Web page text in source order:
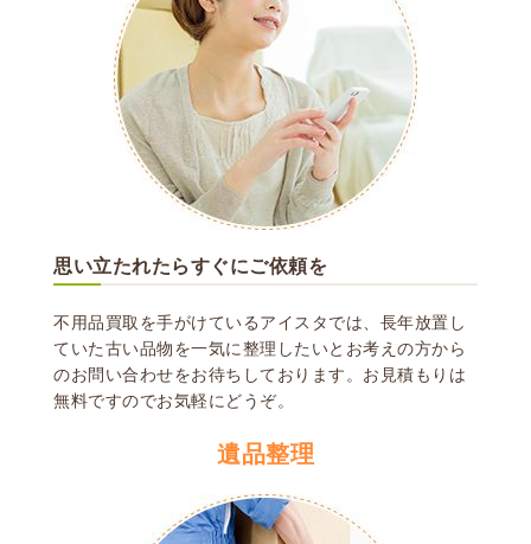
思い立たれたらすぐにご依頼を
不用品買取を手がけているアイスタでは、長年放置し
ていた古い品物を一気に整理したいとお考えの方から
のお問い合わせをお待ちしております。 お見積もりは
無料ですのでお気軽にどうぞ。
遺品整理